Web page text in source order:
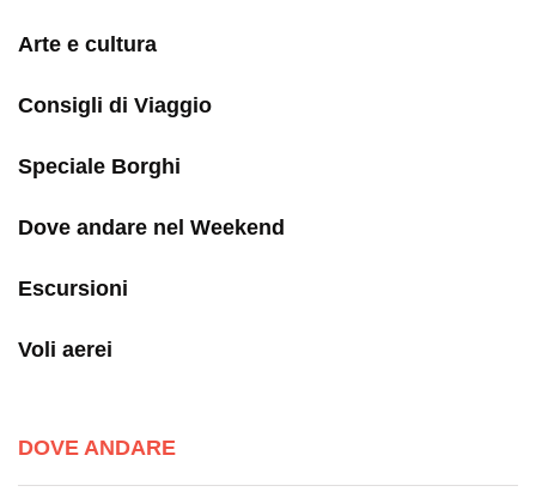
Arte e cultura
Consigli di Viaggio
Speciale Borghi
Dove andare nel Weekend
Escursioni
Voli aerei
DOVE ANDARE